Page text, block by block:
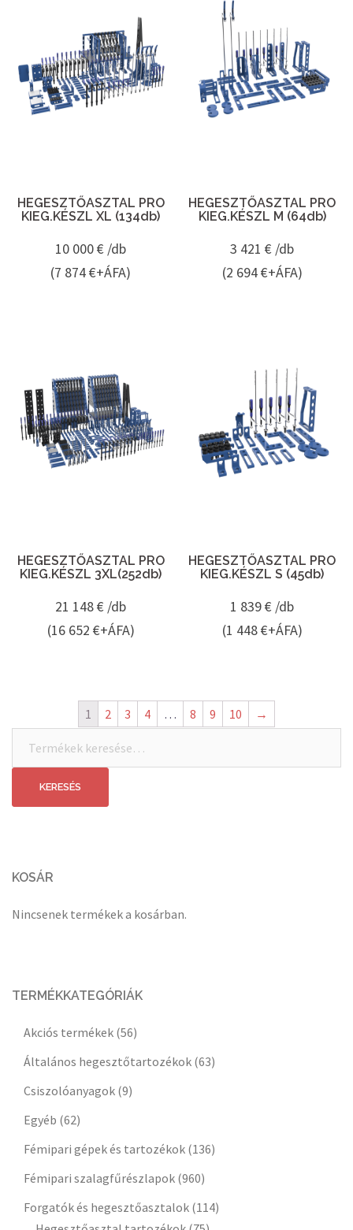
HEGESZTŐASZTAL PRO
KIEG.KÉSZL XL (134db)
10 000€ /db
(7 874 €+ÁFA)
HEGESZTŐASZTAL PRO
KIEG.KÉSZL M (64db)
3 421€ /db
(2 694 €+ÁFA)
HEGESZTŐASZTAL PRO
KIEG.KÉSZL 3XL(252db)
21 148€ /db
(16 652 €+ÁFA)
HEGESZTŐASZTAL PRO
KIEG.KÉSZL S (45db)
1 839€ /db
(1 448 €+ÁFA)
1 2 3 4 … 8 9 10
→
következőre:
KERESÉS
KOSÁR
Nincsenek termékek a kosárban.
TERMÉKKATEGÓRIÁK
Akciós termékek (56)
Általános hegesztőtartozékok (63)
Csiszolóanyagok (9)
Egyéb (62)
Fémipari gépek és tartozékok (136)
Fémipari szalagfűrészlapok (960)
Forgatók és hegesztőasztalok (114)